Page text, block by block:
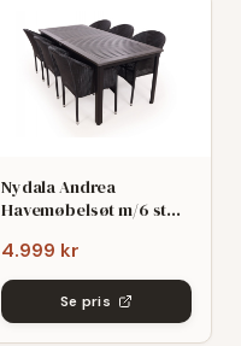
Nydala Andrea
Havemøbelsøt m/6 stole
grø/Sort
4.999 kr
Se pris